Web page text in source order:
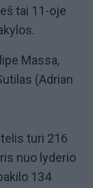
tai 11-oje
Massa,
(Adrian
turi 216
nuo lyderio
134